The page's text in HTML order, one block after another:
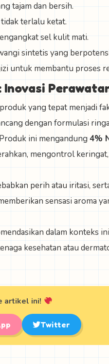
tajam dan bersih.
terlalu ketat.
sel kulit mati.
sintetis yang
untuk membantu proses
yang tepat menjadi
dengan formulasi
Produk ini mengandung4%
mengontrol
perih atau iritasi,
sensasi aroma
dalam konteks
kesehatan atau
artikel ini!
Twitter